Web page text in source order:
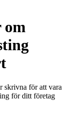
om
skrivna för att vara
för ditt företag